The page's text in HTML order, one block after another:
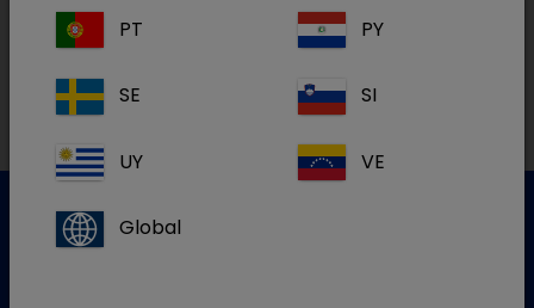
Nos adresses
PT PY
SE SI
UY VE
Global